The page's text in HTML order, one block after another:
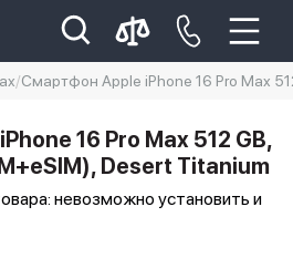
айфон 14
Смартфон Apple iPhone 16 Pro Max
16 Pro Max 512 GB,
Desert Titanium
невозможно установить и